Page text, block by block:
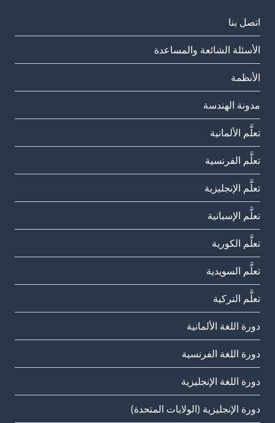
اتصل بنا
الأسئلة الشائعة والمساعدة
الأنظمة
مدونة الهندسة
تعلَّم الألمانية
تعلَّم الفرنسية
تعلَّم الإنجليزية
تعلَّم الإسبانية
تعلَّم الكورية
تعلَّم السويدية
تعلَّم التركية
دورة اللغة الألمانية
دورة اللغة الفرنسية
دورة اللغة الإنجليزية
دورة الإنجليزية (الولايات المتحدة)